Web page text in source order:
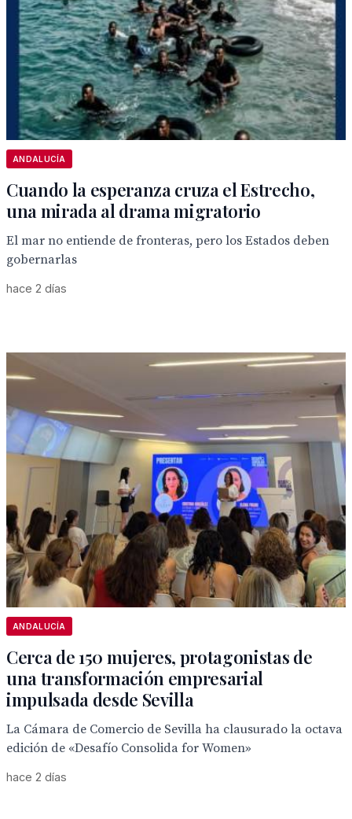
ANDALUCÍA
Cuando la esperanza cruza el Estrecho,
una mirada al drama migratorio
El mar no entiende de fronteras, pero los Estados deben
gobernarlas
hace 2 días
ANDALUCÍA
Cerca de 150 mujeres, protagonistas de
una transformación empresarial
impulsada desde Sevilla
La Cámara de Comercio de Sevilla ha clausurado la octava
edición de «Desafío Consolida for Women»
hace 2 días